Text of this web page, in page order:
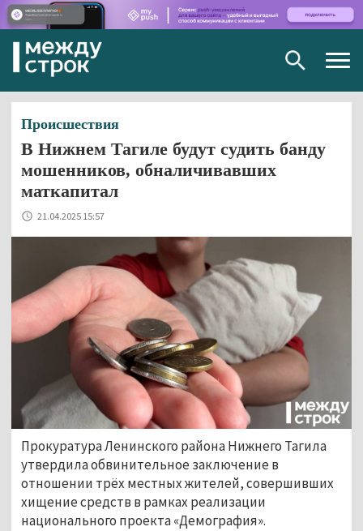
Происшествия
В Нижнем Тагиле будут судить банду
мошенников, обналичивавших
маткапитал
21.04.2025 15:57
Прокуратура Ленинского района Нижнего Тагила
утвердила обвинительное заключение в
отношении трёх местных жителей, совершивших
хищение средств в рамках реализации
национального проекта «Демография».